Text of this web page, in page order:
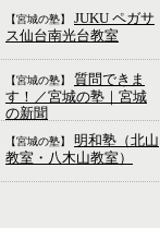
く）／科学って、そも
そもなんだろう？
【宮城の塾】
JUKU ペガサ
ス仙台南光台教室
【宮城の塾】
質問できま
す！／宮城の塾｜宮城
の新聞
【宮城の塾】
明和塾（北山
教室・八木山教室）